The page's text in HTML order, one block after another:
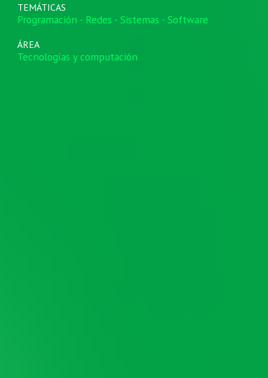
TEMÁTICAS
Programación - Redes - Sistemas - Software
ÁREA
Tecnologías y computación